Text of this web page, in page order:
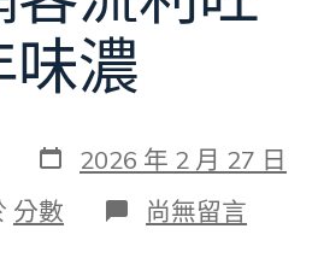
味濃
發
表
日
期
2026 年 2 月 27 日
分數 在
〈邊
尚無留言